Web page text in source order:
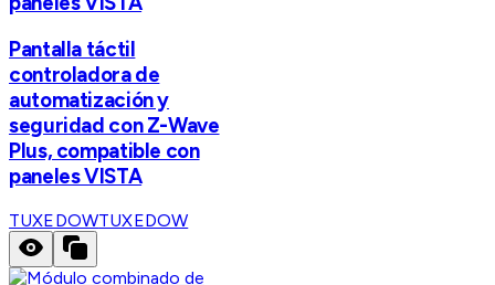
Pantalla táctil
controladora de
automatización y
seguridad con Z-Wave
Plus, compatible con
paneles VISTA
TUXEDOWTUXEDOW